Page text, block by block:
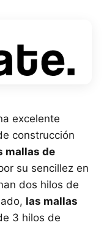
excelente
construcción
mallas de
su sencillez en
dos hilos de
las mallas
3 hilos de